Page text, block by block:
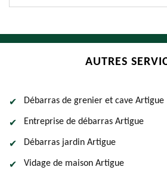
AUTRES
Débarras de grenier et cave Artigue
Entreprise de débarras Artigue
Débarras jardin Artigue
Vidage de maison Artigue